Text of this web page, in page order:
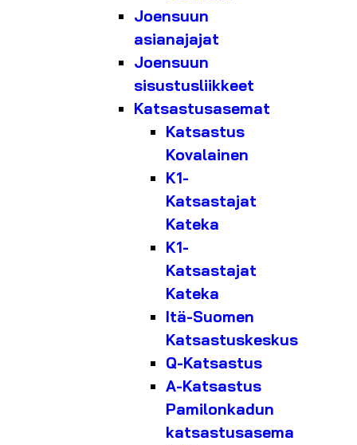
Joensuun
asianajajat
Joensuun
sisustusliikkeet
Katsastusasemat
Katsastus
Kovalainen
K1-
Katsastajat
Kateka
K1-
Katsastajat
Kateka
Itä-Suomen
Katsastuskeskus
Q-Katsastus
A-Katsastus
Pamilonkadun
katsastusasema